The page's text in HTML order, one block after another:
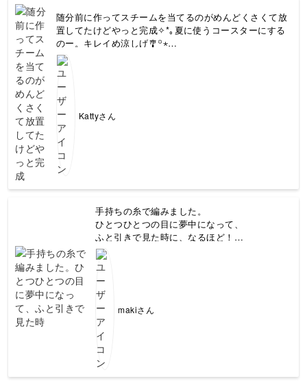
随分前に作ってスチームを当てるのがめんどくさくて放
置してたけどやっと完成✧*｡夏に使うコースターにする
のー。キレイめ涼しげ🎐꙳⋆
かぎ針で編むのは楽しいけどキレイな形にするためのま
ち針うち➕スチームがなかなかやれないー😭やる気の問
Kattyさん
手持ちの糸で編みました。
ひとつひとつの目に夢中になって、
ふと引きで見た時に、なるほど！
こうなるのかー♡
という感じでした。
ますね
makiさん